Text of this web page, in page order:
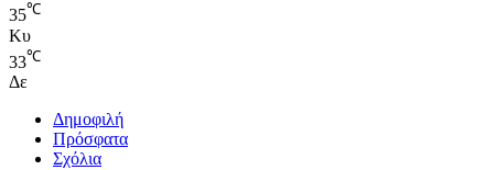
35℃
Κυ
33℃
Δε
Δημοφιλή
Πρόσφατα
Σχόλια